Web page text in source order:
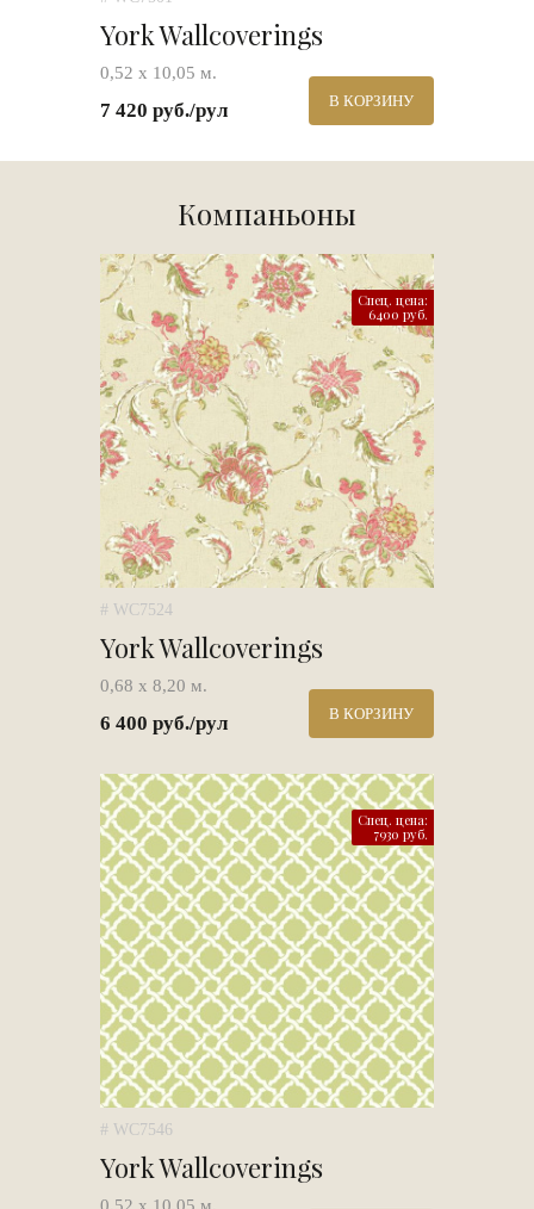
York Wallcoverings
0,52 х 10,05 м.
7 420 руб./рул В КОРЗИНУ
Компаньоны
Спец. цена:
6400 руб.
# WC7524
York Wallcoverings
0,68 х 8,20 м.
6 400 руб./рул В КОРЗИНУ
Спец. цена:
7930 руб.
# WC7546
York Wallcoverings